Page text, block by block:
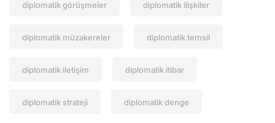
diplomatik görüşmeler diplomatik ilişkiler
diplomatik müzakereler diplomatik temsil
diplomatik iletişim diplomatik itibar
diplomatik strateji diplomatik denge